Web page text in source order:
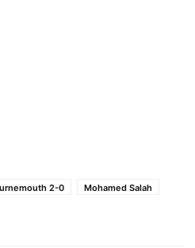
2-0
Mohamed Salah